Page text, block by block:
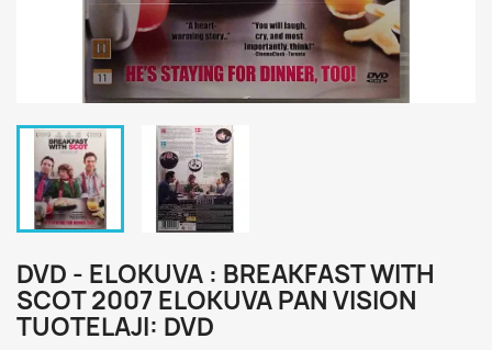
DVD - ELOKUVA : BREAKFAST WITH
SCOT 2007 ELOKUVA PAN VISION
TUOTELAJI: DVD